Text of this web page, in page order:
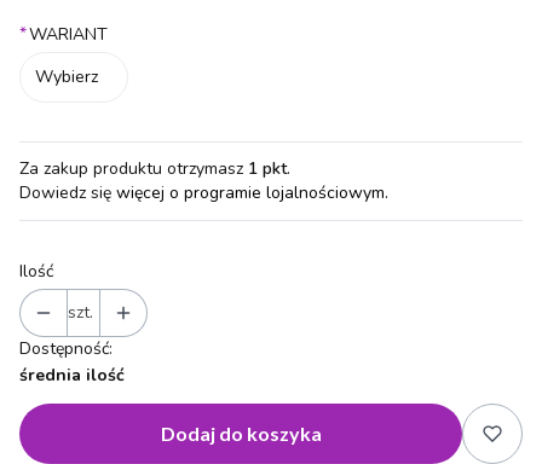
*WARIANT
Wybierz
Za zakup produktu otrzymasz 1 pkt.
Dowiedz się więcej o programie lojalnościowym.
Ilość
szt.
Dostępność:
średnia ilość
Dodaj do koszyka